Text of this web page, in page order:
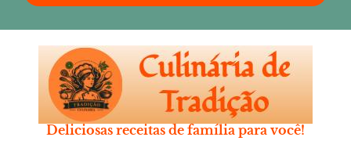
Deliciosas receitas de família para você!